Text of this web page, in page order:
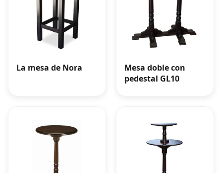
La mesa de Nora
Mesa doble con
pedestal GL10